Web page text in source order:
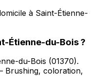
à Saint-Étienne-
Étienne-du-Bois?
du-Bois (01370).
Brushing, coloration,